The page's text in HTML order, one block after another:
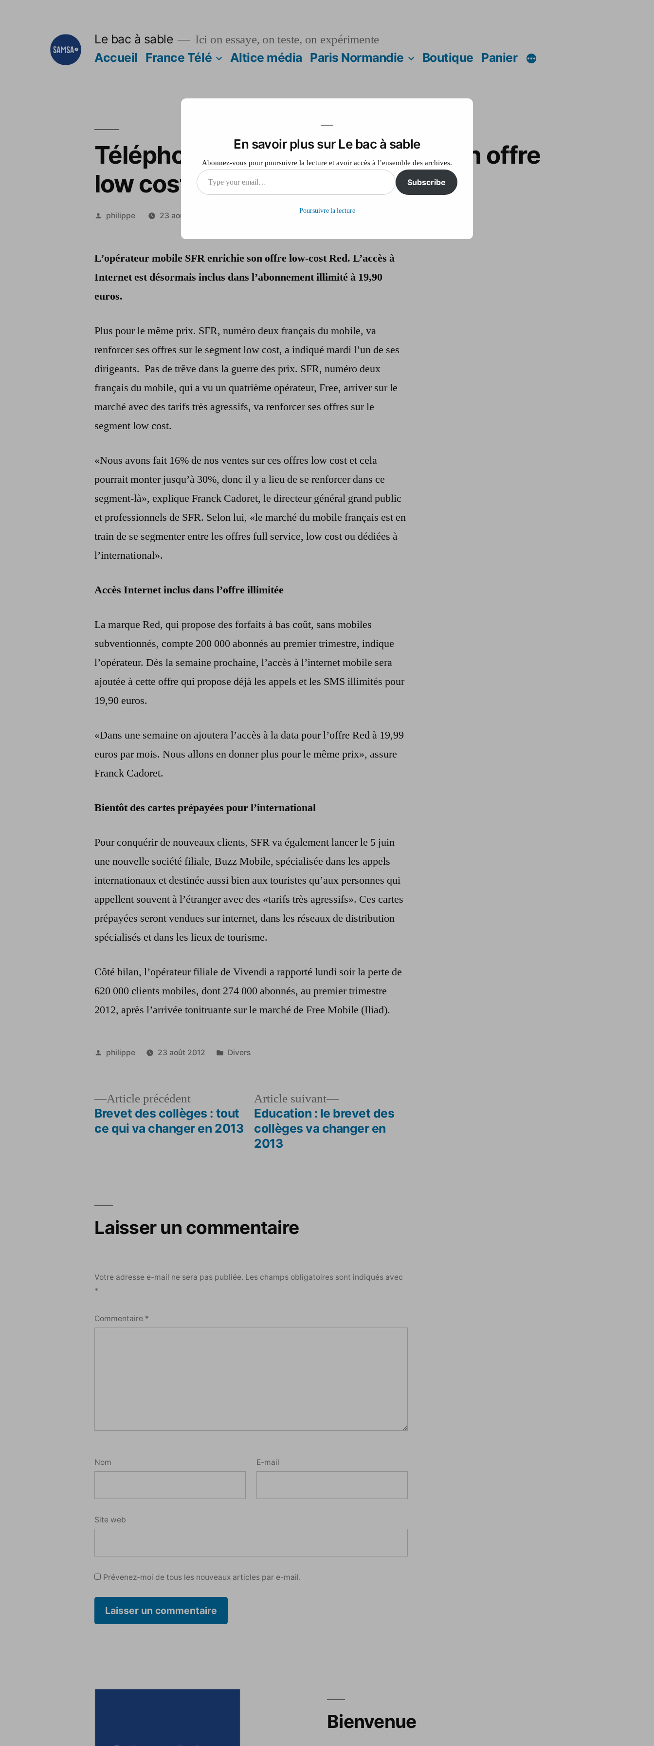
Le bac à sable Ici on essaye, on teste, on expérimente
Accueil France Télé Altice média Paris Normandie Boutique Panier
Téléphonie mobile : SFR étoffe son offre
low cost
Publié
philippe 23 août 2012 Laisser un commentairesur
mobile
:
étoffe
L’opérateur mobile SFR enrichie son offre low-cost Red. L’accès à
Internet est désormais inclus dans l’abonnement illimité à 19,90
euros.
Plus pour le même prix. SFR, numéro deux français du mobile, va
renforcer ses offres sur le segment low cost, a indiqué mardi l’un de ses
dirigeants. Pas de trêve dans la guerre des prix. SFR, numéro deux
français du mobile, qui a vu un quatrième opérateur, Free, arriver sur le
marché avec des tarifs très agressifs, va renforcer ses offres sur le
segment low cost.
«Nous avons fait 16% de nos ventes sur ces offres low cost et cela
pourrait monter jusqu’à 30%, donc il y a lieu de se renforcer dans ce
segment-là», explique Franck Cadoret, le directeur général grand public
et professionnels de SFR. Selon lui, «le marché du mobile français est en
train de se segmenter entre les offres full service, low cost ou dédiées à
l’international».
Accès Internet inclus dans l’offre illimitée
La marque Red, qui propose des forfaits à bas coût, sans mobiles
subventionnés, compte 200 000 abonnés au premier trimestre, indique
l’opérateur. Dès la semaine prochaine, l’accès à l’internet mobile sera
ajoutée à cette offre qui propose déjà les appels et les SMS illimités pour
19,90 euros.
«Dans une semaine on ajoutera l’accès à la data pour l’offre Red à 19,99
euros par mois. Nous allons en donner plus pour le même prix», assure
Franck Cadoret.
Bientôt des cartes prépayées pour l’international
Pour conquérir de nouveaux clients, SFR va également lancer le 5 juin
une nouvelle société filiale, Buzz Mobile, spécialisée dans les appels
internationaux et destinée aussi bien aux touristes qu’aux personnes qui
appellent souvent à l’étranger avec des «tarifs très agressifs». Ces cartes
prépayées seront vendues sur internet, dans les réseaux de distribution
spécialisés et dans les lieux de tourisme.
Côté bilan, l’opérateur filiale de Vivendi a rapporté lundi soir la perte de
620 000 clients mobiles, dont 274 000 abonnés, au premier trimestre
2012, après l’arrivée tonitruante sur le marché de Free Mobile (Iliad).
Publié
philippe 23 août 2012
Publié
Divers
Navigation
Article précédentArticle
précédent :
Brevet des collèges : tout
ce qui va changer en 2013
Article suivant
Article
suivant :
Education : le brevet des
collèges va changer en
2013
Laisser un commentaire
Votre adresse e-mail ne sera pas publiée. Les champs obligatoires sont indiqués avec
*
Commentaire *
Nom E-mail
Site web
Prévenez-moi de tous les nouveaux articles par e-mail.
Bienvenue
En savoir plus sur Le bac à sable
Abonnez-vous pour poursuivre la lecture et avoir accès à l’ensemble des archives.
Type
your
Subscribe
Poursuivre la lecture